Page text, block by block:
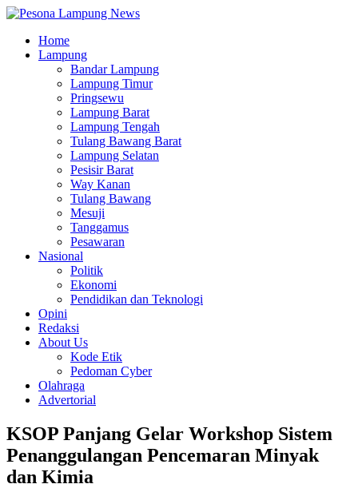
Home
Lampung
Bandar Lampung
Lampung Timur
Pringsewu
Lampung Barat
Lampung Tengah
Tulang Bawang Barat
Lampung Selatan
Pesisir Barat
Way Kanan
Tulang Bawang
Mesuji
Tanggamus
Pesawaran
Nasional
Politik
Ekonomi
Pendidikan dan Teknologi
Opini
Redaksi
About Us
Kode Etik
Pedoman Cyber
Olahraga
Advertorial
KSOP Panjang Gelar Workshop Sistem
Penanggulangan Pencemaran Minyak
dan Kimia